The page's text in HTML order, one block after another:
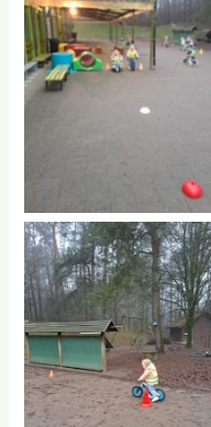
No Caption
No Caption